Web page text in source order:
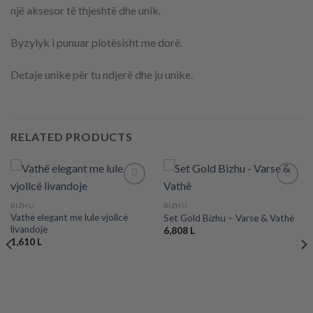
një aksesor të thjeshtë dhe unik.
Byzylyk i punuar plotësisht me dorë.
Detaje unike për tu ndjerë dhe ju unike.
RELATED PRODUCTS
Add to
BIZHU
Vathë elegant me lule vjollcë
livandoje
1,610 L
Add to
BIZHU
Set Gold Bizhu – Varse & Vathë
6,808 L